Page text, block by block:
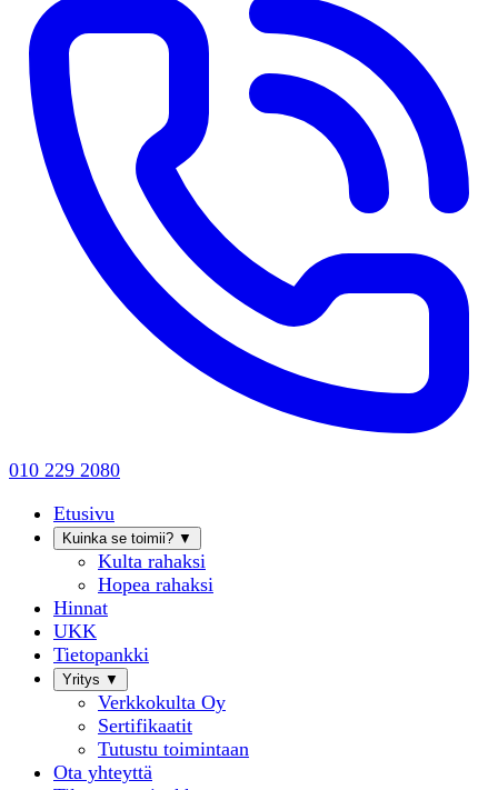
010 229 2080
Etusivu
Kuinka se toimii? ▼
Kulta rahaksi
Hopea rahaksi
Hinnat
UKK
Tietopankki
Yritys ▼
Verkkokulta Oy
Sertifikaatit
Tutustu toimintaan
Ota yhteyttä